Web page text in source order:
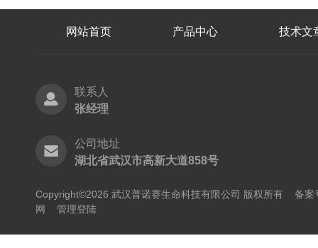
网站首页 产品中心 技术文
联系人
张经理
公司地址
湖北省武汉市高新大道858号
Copyright©2026 武汉普诺赛生命科技有限公司 版权所有 备案
网
管理登陆